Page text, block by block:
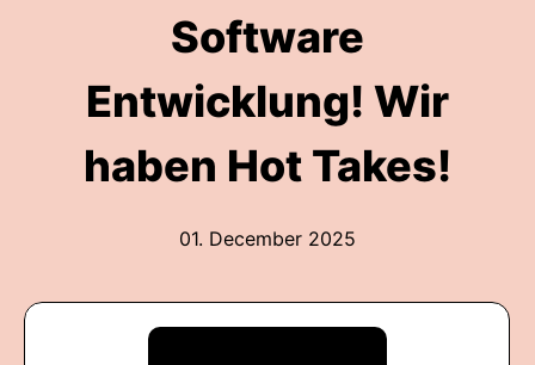
Software
Entwicklung! Wir
haben Hot Takes!
01. December 2025